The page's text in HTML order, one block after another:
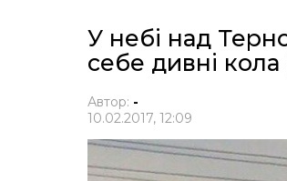
У небі над
себе дивні
Автор: -
10.02.2017, 12:09